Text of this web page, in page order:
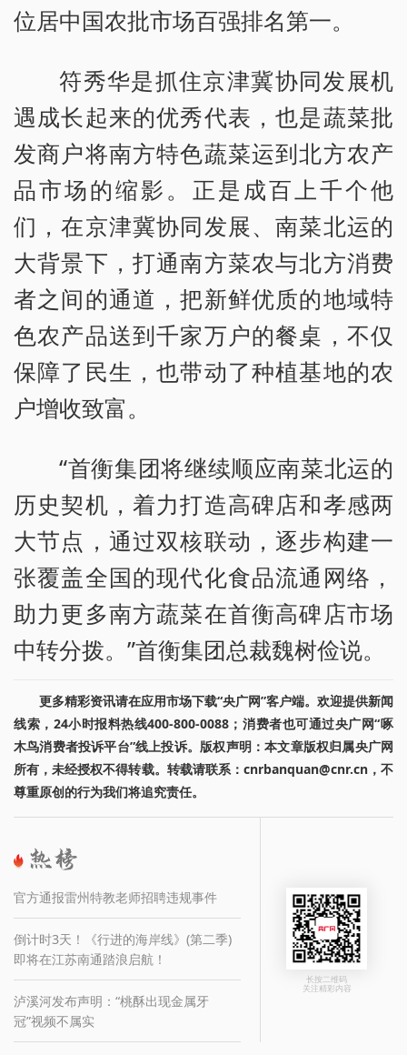
位居中国农批市场百强排名第一。
符秀华是抓住京津冀协同发展机
遇成长起来的优秀代表，也是蔬菜批
发商户将南方特色蔬菜运到北方农产
品市场的缩影。正是成百上千个他
们，在京津冀协同发展、南菜北运的
大背景下，打通南方菜农与北方消费
者之间的通道，把新鲜优质的地域特
色农产品送到千家万户的餐桌，不仅
保障了民生，也带动了种植基地的农
户增收致富。
“首衡集团将继续顺应南菜北运的
历史契机，着力打造高碑店和孝感两
大节点，通过双核联动，逐步构建一
张覆盖全国的现代化食品流通网络，
助力更多南方蔬菜在首衡高碑店市场
中转分拨。”首衡集团总裁魏树俭说。
更多精彩资讯请在应用市场下载“央广网”客户端。欢迎提供新闻
线索，24小时报料热线400-800-0088；消费者也可通过央广网“啄
木鸟消费者投诉平台”线上投诉。版权声明：本文章版权归属央广网
所有，未经授权不得转载。转载请联系：cnrbanquan@cnr.cn，不
尊重原创的行为我们将追究责任。
官方通报雷州特教老师招聘违规事件
倒计时3天！《行进的海岸线》(第二季)
即将在江苏南通踏浪启航！
泸溪河发布声明：“桃酥出现金属牙
冠”视频不属实
长按二维码
关注精彩内容